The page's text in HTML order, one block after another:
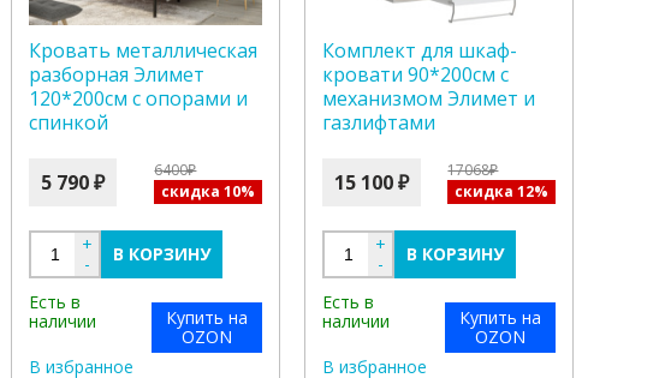
Кровать металлическая
разборная Элимет
120*200см с опорами и
спинкой
5 790 ₽
6400₽
скидка 10%
-
+ В КОРЗИНУ
Есть в
наличии
В избранное
Купить на
OZON
Комплект для шкаф-
кровати 90*200см с
механизмом Элимет и
газлифтами
15 100 ₽
17068₽
скидка 12%
-
+ В КОРЗИНУ
Есть в
наличии
В избранное
Купить на
OZON